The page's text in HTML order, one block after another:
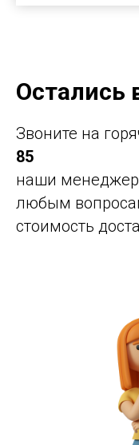
Остались
Звоните на
85
наши
любым
стоимость